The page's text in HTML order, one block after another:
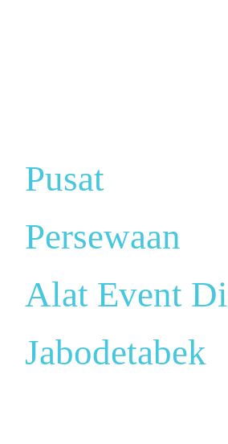
Pusat
Persewaan
Alat Event Di
Jabodetabek